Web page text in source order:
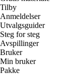
Tilby
Anmeldelser
Utvalgsguider
Steg for steg
Avspillinger
Bruker
Min bruker
Pakke